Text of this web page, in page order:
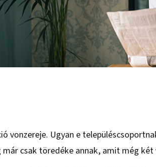
Ugyan e
csak töredéke annak, amit még két